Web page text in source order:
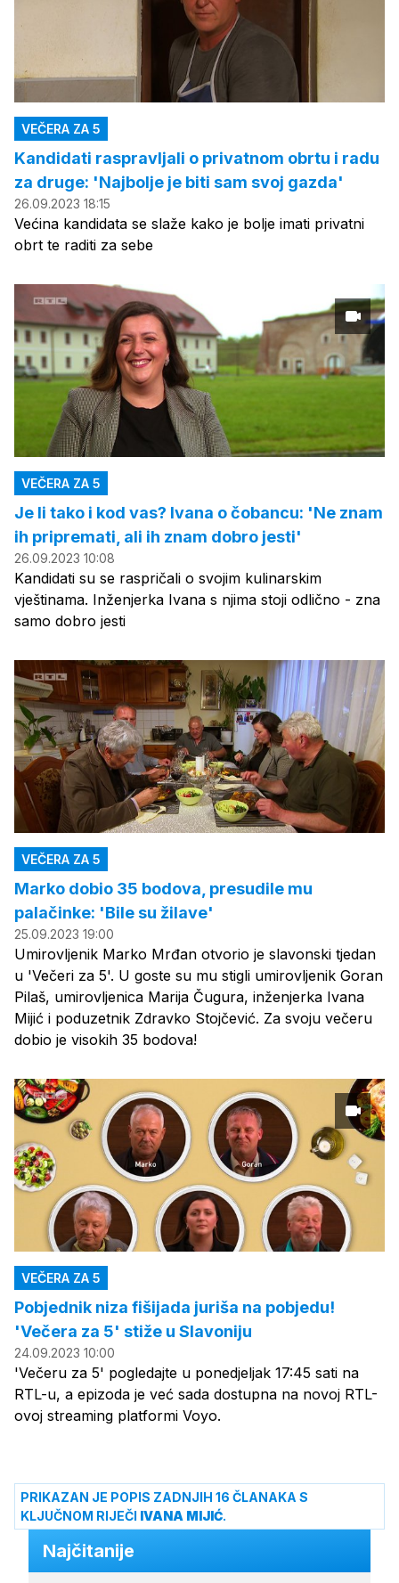
VEČERA ZA 5
Kandidati raspravljali o privatnom obrtu i radu
za druge: 'Najbolje je biti sam svoj gazda'
26.09.2023 18:15
Većina kandidata se slaže kako je bolje imati privatni
obrt te raditi za sebe
VEČERA ZA 5
Je li tako i kod vas? Ivana o čobancu: 'Ne znam
ih pripremati, ali ih znam dobro jesti'
26.09.2023 10:08
Kandidati su se raspričali o svojim kulinarskim
vještinama. Inženjerka Ivana s njima stoji odlično - zna
samo dobro jesti
VEČERA ZA 5
Marko dobio 35 bodova, presudile mu
palačinke: 'Bile su žilave'
25.09.2023 19:00
Umirovljenik Marko Mrđan otvorio je slavonski tjedan
u 'Večeri za 5'. U goste su mu stigli umirovljenik Goran
Pilaš, umirovljenica Marija Čugura, inženjerka Ivana
Mijić i poduzetnik Zdravko Stojčević. Za svoju večeru
dobio je visokih 35 bodova!
VEČERA ZA 5
Pobjednik niza fišijada juriša na pobjedu!
'Večera za 5' stiže u Slavoniju
24.09.2023 10:00
'Večeru za 5' pogledajte u ponedjeljak 17:45 sati na
RTL-u, a epizoda je već sada dostupna na novoj RTL-
ovoj streaming platformi Voyo.
PRIKAZAN JE POPIS ZADNJIH 16 ČLANAKA S
KLJUČNOM RIJEČI IVANA MIJIĆ.
Najčitanije